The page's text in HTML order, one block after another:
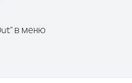
в меню